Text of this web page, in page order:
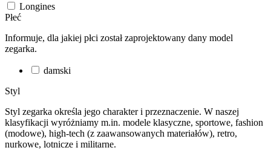
Longines
Płeć
Informuje, dla jakiej płci został zaprojektowany dany model
zegarka.
damski
Styl
Styl zegarka określa jego charakter i przeznaczenie. W naszej
klasyfikacji wyróżniamy m.in. modele klasyczne, sportowe, fashion
(modowe), high-tech (z zaawansowanych materiałów), retro,
nurkowe, lotnicze i militarne.